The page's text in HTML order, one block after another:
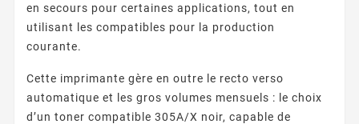
en secours pour certaines applications, tout en
utilisant les compatibles pour la production
courante.
Cette imprimante gère en outre le recto verso
automatique et les gros volumes mensuels : le choix
d’un toner compatible 305A/X noir, capable de